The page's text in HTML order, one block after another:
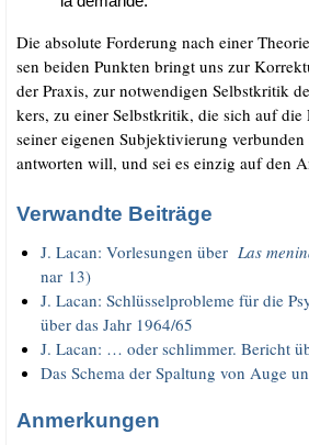
Die abso­lu­te For­de­rung nach einer
sen bei­den Punk­ten bringt uns zur
der Pra­xis, zur not­wen­di­gen Selbst­kri­tik
kers, zu einer Selbst­kri­tik, die sich auf
sei­ner eige­nen Sub­jek­ti­vie­rung
ant­wor­ten will, und sei es ein­zig auf den
Verwandte Beiträge
J. Lacan: Vor­le­sun­gen über Las
nar 13)
J. Lacan: Schlüs­sel­pro­ble­me für die
über das Jahr 1964/​65
J. Lacan: … oder schlim­mer. Bericht
Das Sche­ma der Spal­tung von Auge
Anmerkungen